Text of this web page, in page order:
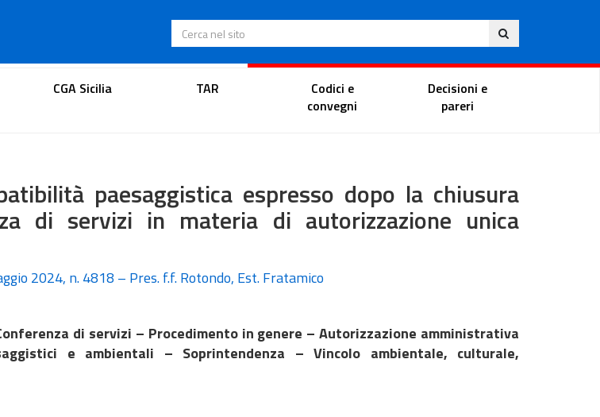
Ita
Cerca nel sito
Portale dell'avvocato Portale del magistrato
CGA Sicilia TAR
Codici e
convegni
Decisioni e
pareri
paesaggistica espresso dopo la chiusura
di servizi in materia di autorizzazione unica
2024, n. 4818 – Pres. f.f. Rotondo, Est. Fratamico
di servizi – Procedimento in genere – Autorizzazione amministrativa
e ambientali – Soprintendenza – Vincolo ambientale, culturale,